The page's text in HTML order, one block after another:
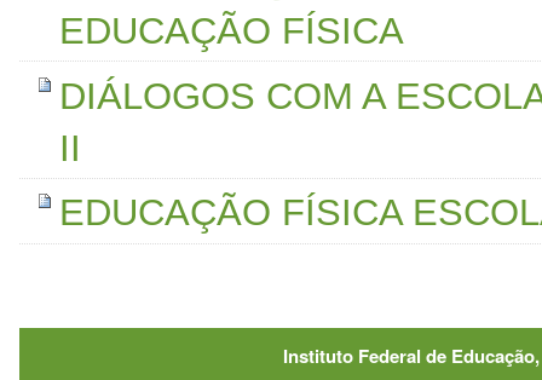
EDUCAÇÃO FÍSICA
DIÁLOGOS COM A
II
EDUCAÇÃO FÍSICA
Instituto Federal de